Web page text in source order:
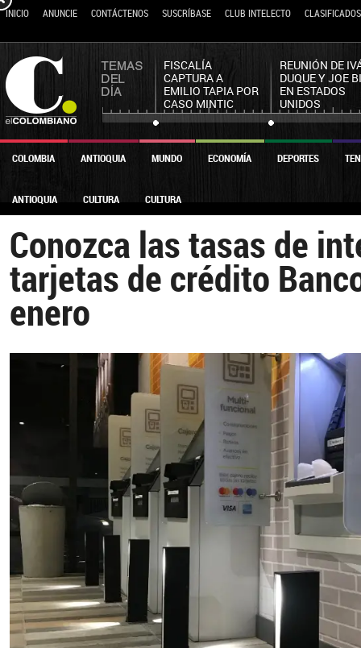
INICIO ANUNCIE CONTÁCTENOS SUSCRÍBASE CLUB INTELECTO CLASIFICADOS
FISCALÍA
CAPTURA A
EMILIO TAPIA POR
CASO MINTIC
REUNIÓN DE
DUQUE Y JOE
EN ESTADOS
UNIDOS
COLOMBIA ANTIOQUIA MUNDO ECONOMÍA DEPORTES
ANTIOQUIA CULTURA CULTURA
Conozca las tasas de
tarjetas de crédito
enero